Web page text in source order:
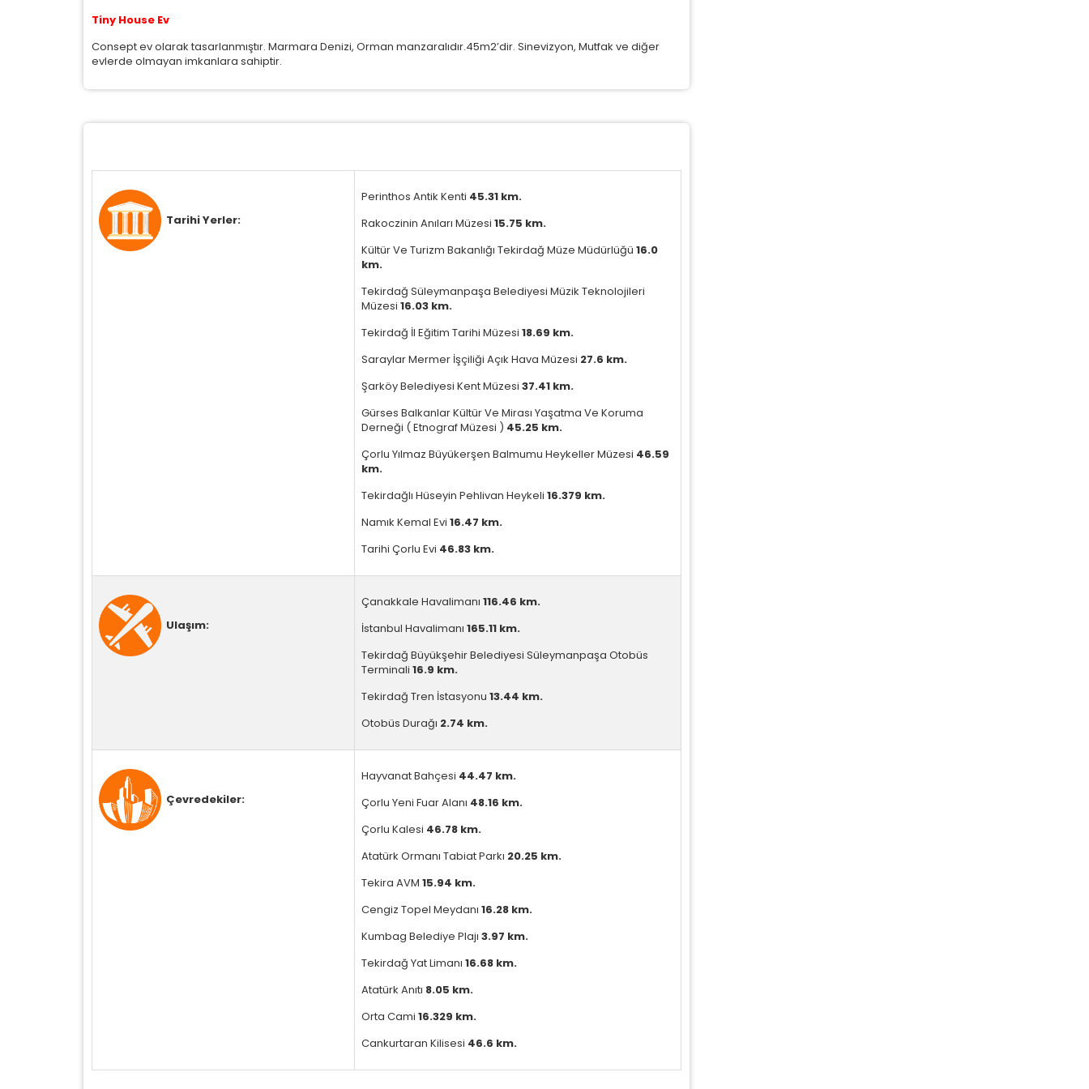
Pazarlama Çerezleri
Kapatırsanız reklamları görmeye devam edersiniz, ancak daha
Tümünü Reddet Tümünü Kabul Et
Tiny House Ev
Consept ev olarak tasarlanmıştır. Marmara Denizi, Orman manzaralıdır.45m2’dir. Sinevizyon, Mutfak ve diğer
evlerde olmayan imkanlara sahiptir.
Tarihi Yerler:
Perinthos Antik Kenti 45.31 km.
Rakoczinin Anıları Müzesi 15.75 km.
Kültür Ve Turizm Bakanlığı Tekirdağ Müze Müdürlüğü 16.0
km.
Tekirdağ Süleymanpaşa Belediyesi Müzik Teknolojileri
Müzesi 16.03 km.
Tekirdağ İl Eğitim Tarihi Müzesi 18.69 km.
Saraylar Mermer İşçiliği Açık Hava Müzesi 27.6 km.
Şarköy Belediyesi Kent Müzesi 37.41 km.
Gürses Balkanlar Kültür Ve Mirası Yaşatma Ve Koruma
Derneği ( Etnograf Müzesi ) 45.25 km.
Çorlu Yılmaz Büyükerşen Balmumu Heykeller Müzesi 46.59
km.
Tekirdağlı Hüseyin Pehlivan Heykeli 16.379 km.
Namık Kemal Evi 16.47 km.
Tarihi Çorlu Evi 46.83 km.
Ulaşım:
Çanakkale Havalimanı 116.46 km.
İstanbul Havalimanı 165.11 km.
Tekirdağ Büyükşehir Belediyesi Süleymanpaşa Otobüs
Terminali 16.9 km.
Tekirdağ Tren İstasyonu 13.44 km.
Otobüs Durağı 2.74 km.
Çevredekiler:
Hayvanat Bahçesi 44.47 km.
Çorlu Yeni Fuar Alanı 48.16 km.
Çorlu Kalesi 46.78 km.
Atatürk Ormanı Tabiat Parkı 20.25 km.
Tekira AVM 15.94 km.
Cengiz Topel Meydanı 16.28 km.
Kumbag Belediye Plajı 3.97 km.
Tekirdağ Yat Limanı 16.68 km.
Atatürk Anıtı 8.05 km.
Orta Cami 16.329 km.
Cankurtaran Kilisesi 46.6 km.